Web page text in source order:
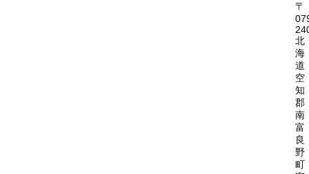
〒
北
海
道
空
知
郡
南
富
良
野
町